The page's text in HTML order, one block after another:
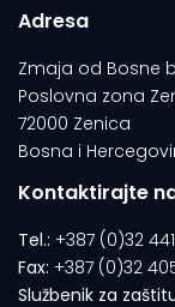
Adresa
Zmaja od Bosne
Poslovna zona
72000 Zenica
Bosna i
Kontaktirajte
Tel.: +387 (0)32
Fax: +387 (0)32
Službenik za